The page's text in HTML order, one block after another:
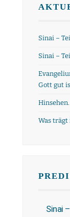
Sinai –
Sinai –
Gott gut
Was trägt
Sinai